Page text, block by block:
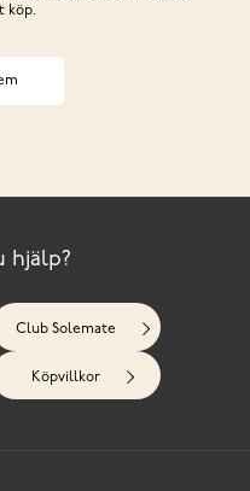
köp.
hjälp?
Club Solemate
Köpvillkor